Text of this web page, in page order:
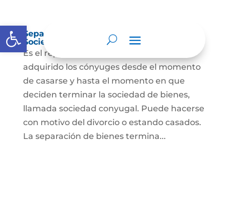
Abrir barra de herramientas
Separación de Bienes o Liquidación de
Sociedad Conyugal
Es el reparto de los bienes que han
adquirido los cónyuges desde el momento
de casarse y hasta el momento en que
deciden terminar la sociedad de bienes,
llamada sociedad conyugal. Puede hacerse
con motivo del divorcio o estando casados.
La separación de bienes termina...